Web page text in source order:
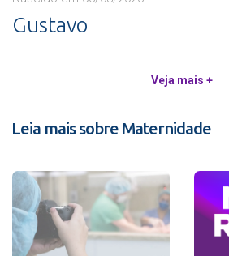
Gustavo
Veja mais +
Leia mais sobre Maternidade